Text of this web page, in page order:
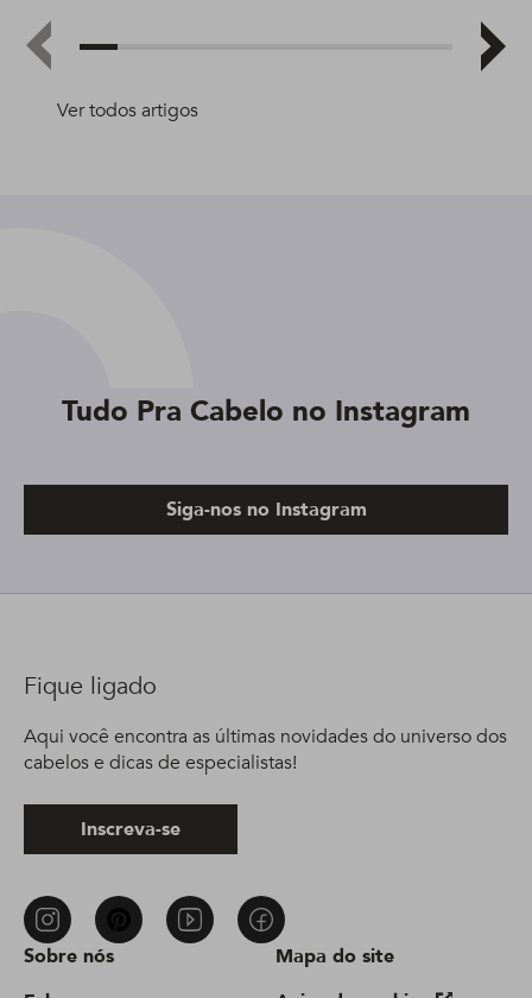
Ver todos artigos
Tudo Pra Cabelo no Instagram
Siga-nos no Instagram
Sobre nós
Mapa do site
Fique ligado
Aqui você encontra as últimas novidades do universo dos
cabelos e dicas de especialistas!
Inscreva-se